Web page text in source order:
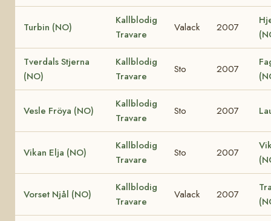
Turbin (NO)
Kallblodig
Travare
Valack 2007
Tverdals Stjerna
(NO)
Kallblodig
Travare
Sto 2007
Vesle Fröya (NO)
Kallblodig
Travare
Sto 2007
Vikan Elja (NO)
Kallblodig
Travare
Sto 2007
Vorset Njål (NO)
Kallblodig
Travare
Valack 2007